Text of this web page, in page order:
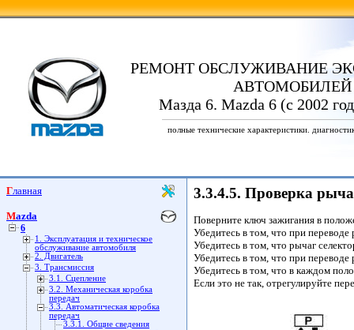
РЕМОНТ ОБСЛУЖИВАНИЕ
АВТОМОБИЛЕЙ
Мазда 6. Mazda 6 (с 2002
полные технические характеристики.
Главная
Mazda
6
1. Эксплуатация и техническое
обслуживание автомобиля
2. Двигатель
3. Трансмиссия
3.1. Сцепление
3.2. Механическая коробка
передач
3.3. Автоматическая коробка
передач
3.3.1. Общие сведения
3.3.4.5. Проверка
Поверните ключ зажигания в
Убедитесь в том, что при
Убедитесь в том, что рычаг
Убедитесь в том, что при
Убедитесь в том, что в каждом
Если это не так, отрегулируйте